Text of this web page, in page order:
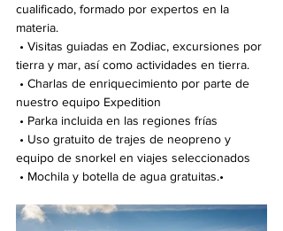
cualificado, formado por expertos en la
materia.
tierra y mar, así como actividades en tierra.
nuestro equipo Expedition
• Parka incluida en las regiones frías
equipo de snorkel en viajes seleccionados
• Mochila y botella de agua gratuitas.•